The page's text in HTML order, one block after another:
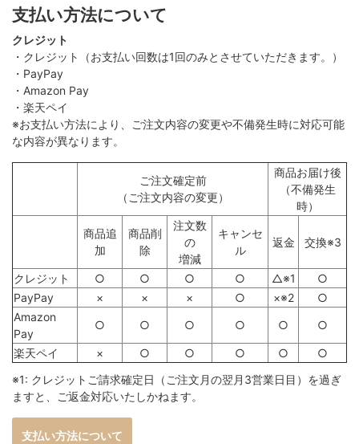
支払い方法について
クレジット
・クレジット（お支払い回数は1回のみとさせていただきます。）
・PayPay
・Amazon Pay
・楽天ペイ
※お支払い方法により、ご注文内容の変更や不備発生時に対応可能
な内容が異なります。
ご注文確定前
（ご注文内容の変更）
商品お届け後
（不備発生
時）
商品追
加
商品削
除
注文数
の
増減
キャンセ
ル
返金 交換※3
クレジット ○ ○ ○ ○ △※1
○
PayPay
× × × ○ ×※2
○
Amazon
Pay
○ ○ ○ ○ ○ ○
楽天ペイ × ○ ○ ○ ○
○
※1: クレジットご請求確定日（ご注文月の翌月3営業日目）を過ぎ
ますと、ご返金対応いたしかねます。
支払い方法について